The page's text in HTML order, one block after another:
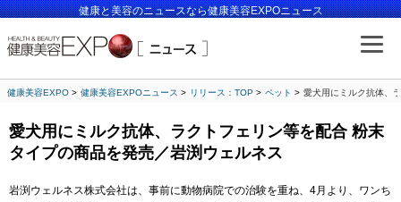
健康と美容のニュースなら健康美容EXPOニュース
健康美容EXPO 健康美容EXPOニュース リリース：TOP ペット 愛犬用にミルク抗体、
愛犬用にミルク抗体、ラクトフェリン等を配合 粉末
タイプの商品を発売／岩渕ウェルネス
岩渕ウェルネス株式会社は、事前に動物病院での治験を重ね、4月より、ワンち